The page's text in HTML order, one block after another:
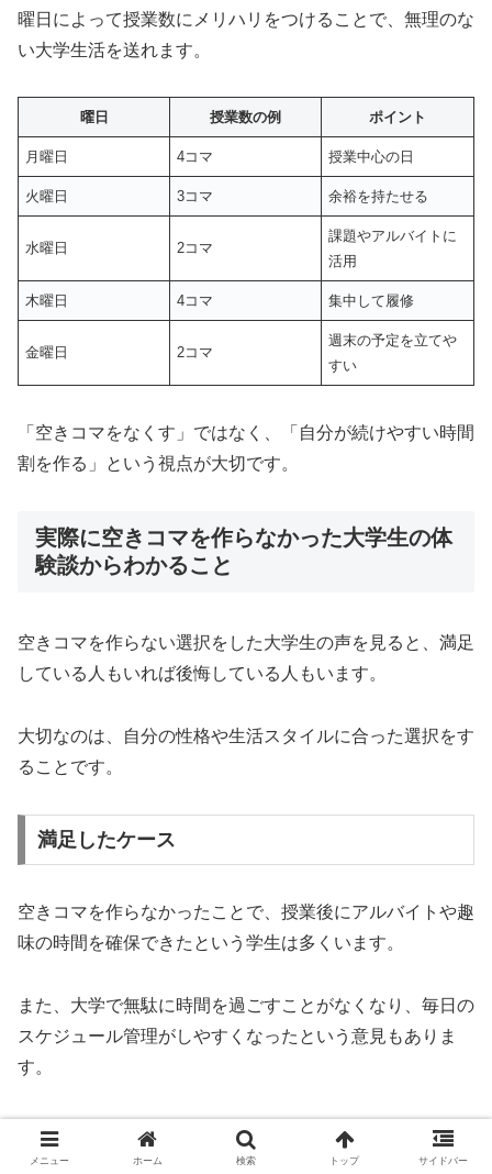
曜日によって授業数にメリハリをつけることで、無理のな
い大学生活を送れます。
曜日 授業数の例 ポイント
月曜日 4コマ 授業中心の日
火曜日 3コマ 余裕を持たせる
水曜日 2コマ
課題やアルバイトに
活用
木曜日 4コマ 集中して履修
金曜日 2コマ
週末の予定を立てや
すい
「空きコマをなくす」ではなく、「自分が続けやすい時間
割を作る」という視点が大切です。
実際に空きコマを作らなかった大学生の体
験談からわかること
空きコマを作らない選択をした大学生の声を見ると、満足
している人もいれば後悔している人もいます。
大切なのは、自分の性格や生活スタイルに合った選択をす
ることです。
満足したケース
空きコマを作らなかったことで、授業後にアルバイトや趣
味の時間を確保できたという学生は多くいます。
また、大学で無駄に時間を過ごすことがなくなり、毎日の
スケジュール管理がしやすくなったという意見もありま
す。
時間を有効活用したい人にとっては、大きなメリットを感
じやすいでしょう。
メニュー ホーム 検索 トップ サイドバー